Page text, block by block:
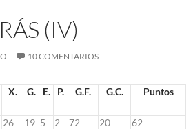
(IV)
10 COMENTARIOS
X. G. E. P. G.F. G.C. Puntos
26 19 5 2 72 20 62